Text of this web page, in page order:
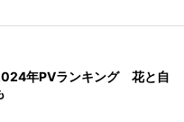
年PVランキング 花と自